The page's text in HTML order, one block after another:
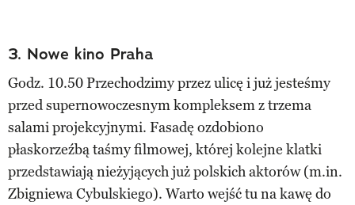
3. Nowe kino Praha
Godz. 10.50 Przechodzimy przez ulicę i już jesteśmy
przed supernowoczesnym kompleksem z trzema
salami projekcyjnymi. Fasadę ozdobiono
płaskorzeźbą taśmy filmowej, której kolejne klatki
przedstawiają nieżyjących już polskich aktorów (m.in.
Zbigniewa Cybulskiego). Warto wejść tu na kawę do